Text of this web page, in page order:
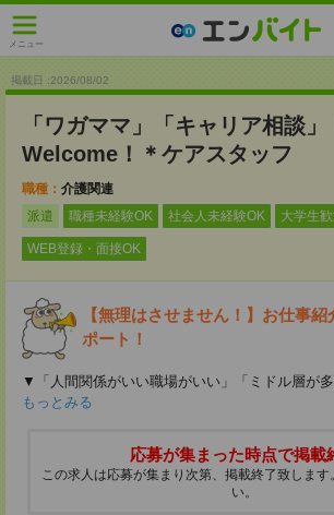
メニュー
掲載日 :2026/08/02
「ワガママ」「キャリア相談
Welcome！＊ケアスタッフ
職種： 介護関連
派遣
職種未経験OK 社会人未経験OK 大学生
WEB登録・面接OK
【無理はさせません！】お仕事
ポート！
▼「人間関係がいい職場がいい」「ミドル層が
もっとみる
応募が集まった時点で掲載
この求人は応募が集まり次第、掲載終了致します
い。